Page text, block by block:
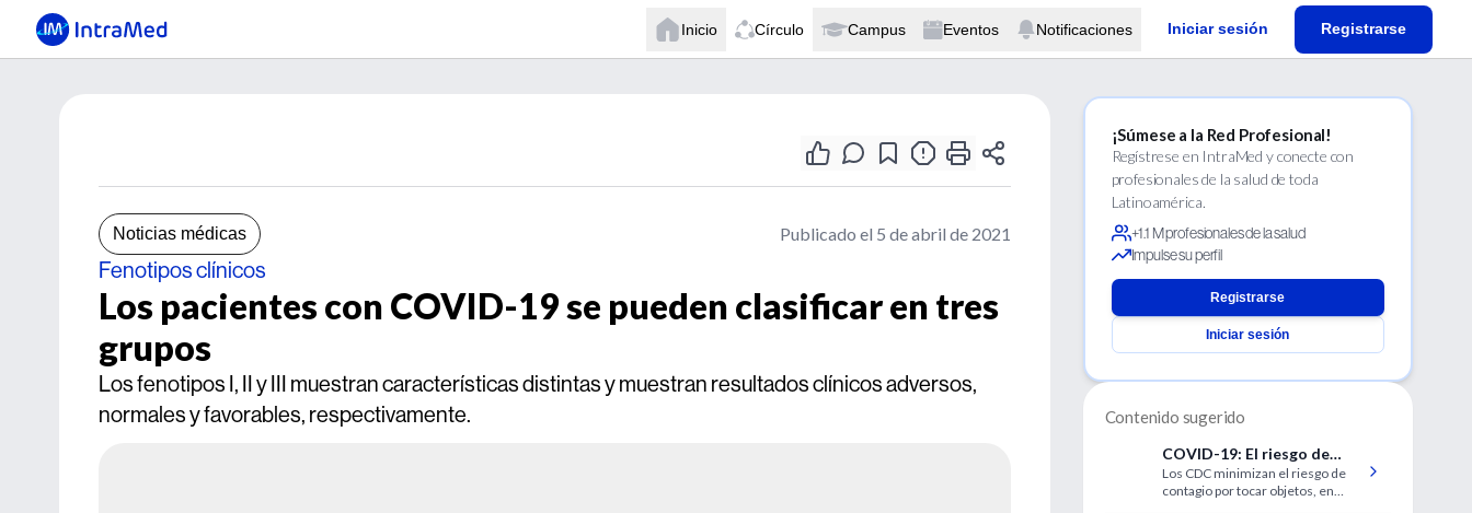
Inicio Círculo Campus Eventos Notificaciones Iniciar sesión Registrarse
Noticias médicas Publicado el 5 de abril de 2021
Fenotipos clínicos
Los pacientes con COVID-19 se pueden clasificar en tres
grupos
Los fenotipos I, II y III muestran características distintas y muestran resultados clínicos adversos,
normales y favorables, respectivamente.
¡Súmese a la Red Profesional!
Regístrese en IntraMed y conecte con
profesionales de la salud de toda
Latinoamérica.
+1.1 M profesionales de la salud
Impulse su perfil
Registrarse
Iniciar sesión
Contenido sugerido
COVID-19: El riesgo de
contagio al tocar
superficies es de 1 en 10.000
Los CDC minimizan el riesgo de
contagio por tocar objetos, en